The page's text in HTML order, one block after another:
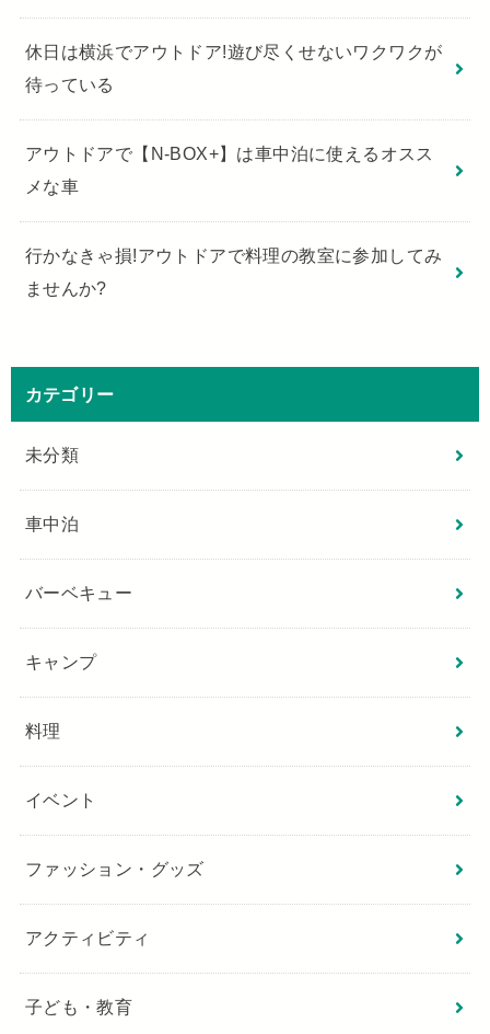
休日は横浜でアウトドア!遊び尽くせないワクワクが
待っている
アウトドアで【N-BOX+】は車中泊に使えるオスス
メな車
行かなきゃ損!アウトドアで料理の教室に参加してみ
ませんか?
カテゴリー
未分類
車中泊
バーベキュー
キャンプ
料理
イベント
ファッション・グッズ
アクティビティ
子ども・教育